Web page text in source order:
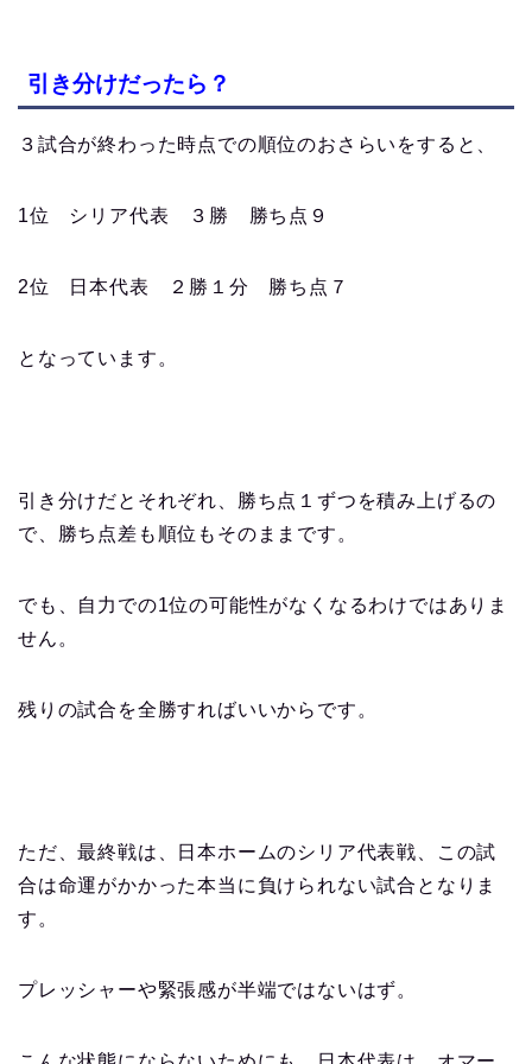
引き分けだったら？
３試合が終わった時点での順位のおさらいをすると、
1位 シリア代表 ３勝 勝ち点９
2位 日本代表 ２勝１分 勝ち点７
となっています。
引き分けだとそれぞれ、勝ち点１ずつを積み上げるの
で、勝ち点差も順位もそのままです。
でも、自力での1位の可能性がなくなるわけではありま
せん。
残りの試合を全勝すればいいからです。
ただ、最終戦は、日本ホームのシリア代表戦、この試
合は命運がかかった本当に負けられない試合となりま
す。
プレッシャーや緊張感が半端ではないはず。